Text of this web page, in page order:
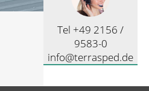
Tel +49 2156 /
9583-0
info@terrasped.de